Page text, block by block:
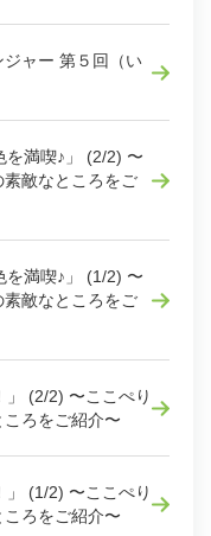
ャー 第５回（い
を満喫♪」 (2/2) 〜
敵なところをご
を満喫♪」 (1/2) 〜
敵なところをご
(2/2) 〜ここぺり
ろをご紹介〜
(1/2) 〜ここぺり
ろをご紹介〜